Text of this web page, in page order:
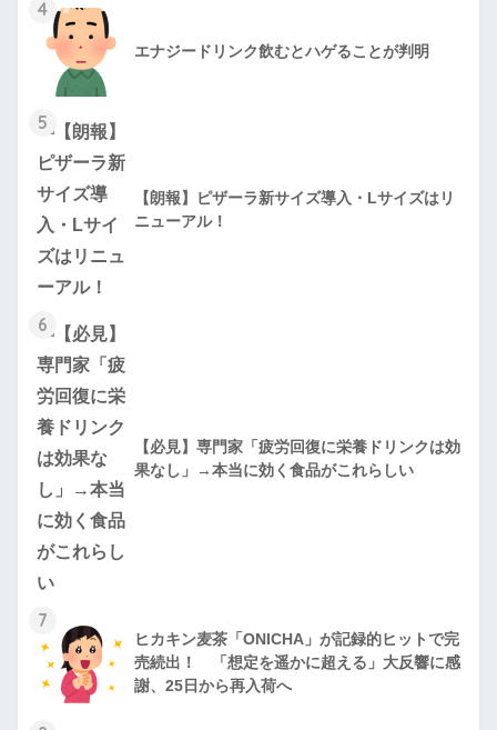
4
エナジードリンク飲むとハゲることが判明
5
【朗報】ピザーラ新サイズ導入・Lサイズはリ
ニューアル！
6
【必見】専門家「疲労回復に栄養ドリンクは効
果なし」→本当に効く食品がこれらしい
7
ヒカキン麦茶「ONICHA」が記録的ヒットで完
売続出！ 「想定を遥かに超える」大反響に感
謝、25日から再入荷へ